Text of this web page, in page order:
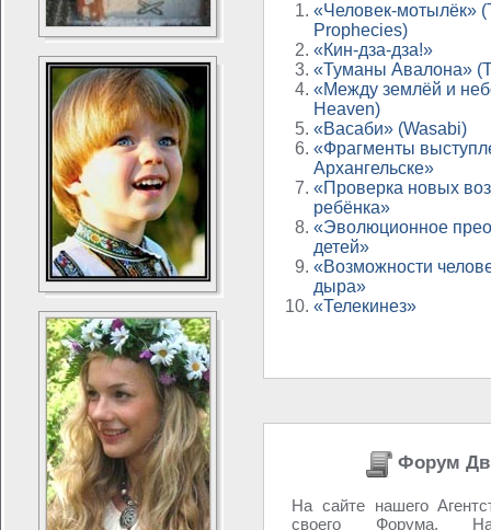
«Человек-мотылёк»
Prophecies)
«Кин-дза-дза!»
«Туманы Авалона»
«Между землёй и
Heaven)
«Васаби» (Wasabi)
«Фрагменты
Архангельске»
«Проверка новых
ребёнка»
«Эволюционное
детей»
«Возможности
дыра»
«Телекинез»
Форум
На сайте нашего
своего Форума.